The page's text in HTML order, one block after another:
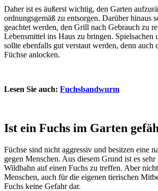
Daher ist es äußerst wichtig, den Garten
ordnungsgemäß zu entsorgen. Darüber hinaus
geachtet werden, den Grill nach Gebrauch zu
Lebensmittel ins Haus zu bringen. Spielsachen
sollte ebenfalls gut verstaut werden, denn auch
Füchse anlocken.
Lesen Sie auch: Fuchsbandwurm
Ist ein Fuchs im Garten
Füchse sind nicht aggressiv und besitzen eine
gegen Menschen. Aus diesem Grund ist es
Wildbahn auf einen Fuchs zu treffen. Aber
Menschen, auch für die eigenen tierischen
Fuchs keine Gefahr dar.